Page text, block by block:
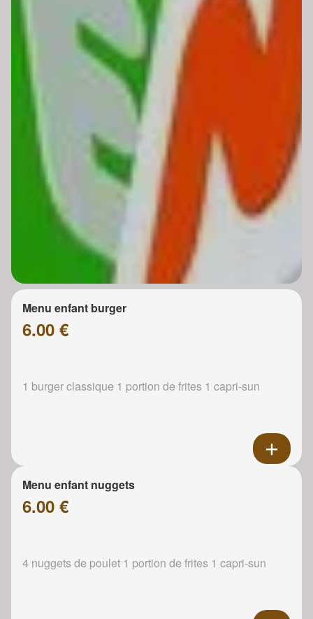
Menu enfant burger
6.00 €
1 burger classique 1 portion de frites 1 capri-sun
Menu enfant nuggets
6.00 €
4 nuggets de poulet 1 portion de frites 1 capri-sun